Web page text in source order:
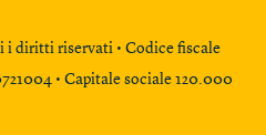
i diritti riservati • Codice fiscale
• Capitale sociale 120.000